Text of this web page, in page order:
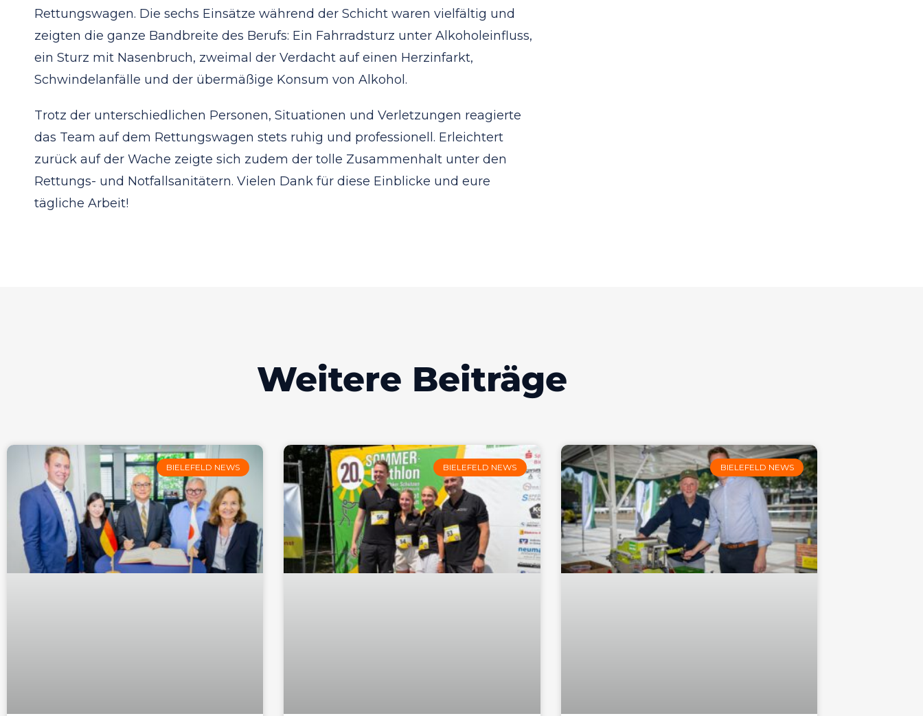
Rettungswagen. Die sechs Einsätze während der Schicht waren vielfältig und
zeigten die ganze Bandbreite des Berufs: Ein Fahrradsturz unter Alkoholeinfluss,
ein Sturz mit Nasenbruch, zweimal der Verdacht auf einen Herzinfarkt,
Schwindelanfälle und der übermäßige Konsum von Alkohol.
Trotz der unterschiedlichen Personen, Situationen und Verletzungen reagierte
das Team auf dem Rettungswagen stets ruhig und professionell. Erleichtert
zurück auf der Wache zeigte sich zudem der tolle Zusammenhalt unter den
Rettungs- und Notfallsanitätern. Vielen Dank für diese Einblicke und eure
tägliche Arbeit!
Weitere Beiträge
BIELEFELD NEWS BIELEFELD NEWS BIELEFELD NEWS